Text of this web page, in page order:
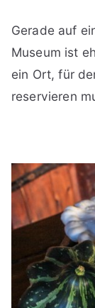
Gerade auf
Museum ist
ein Ort, für
reservieren